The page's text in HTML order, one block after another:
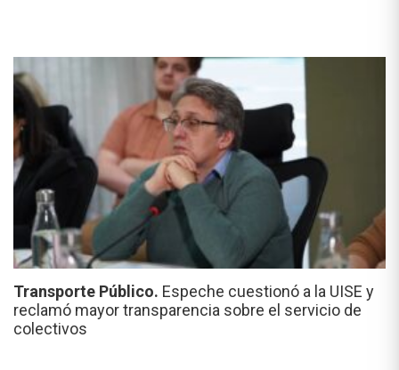
Transporte Público. Espeche cuestionó a la UISE y
reclamó mayor transparencia sobre el servicio de
colectivos